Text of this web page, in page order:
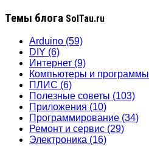
Темы блога SolTau.ru
Arduino (59)
DIY (6)
Интернет (9)
Компьютеры и программы
ПЛИС (6)
Полезные советы (103)
Приложения (10)
Программирование (34)
Ремонт и сервис (29)
Электроника (16)